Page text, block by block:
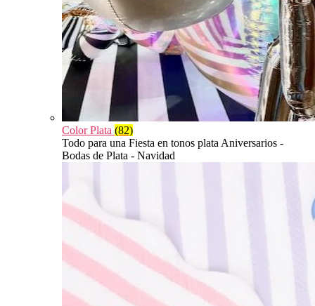
Color Plata (82)
Todo para una Fiesta en tonos plata Aniversarios -
Bodas de Plata - Navidad